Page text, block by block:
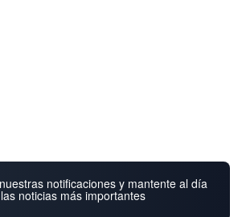
notificaciones y mantente al día
noticias más importantes